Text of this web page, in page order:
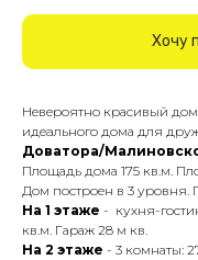
Хочу
Невероятно кpасивый
идeaльнoгo дoма для
Доватора/
Площадь дома 175 кв.м.
Дом построен в 3 уровня.
Hа 1 этажe - кухня-
кв.м. Гараж 28 м кв.
На 2 этаже - 3 комнаты: